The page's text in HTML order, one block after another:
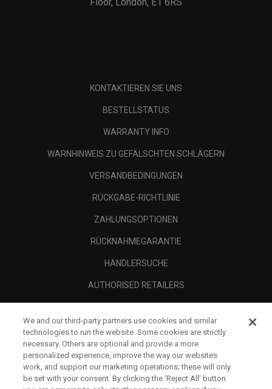
Floor, London, E1 6RS
KONTAKTIEREN SIE UNS
BESTELLSTATUS
WARRANTY INFO
WARNHINWEIS ZU GEFÄLSCHTEN SCHLÄGERN
VERSANDBEDINGUNGEN
RÜCKGABE-RICHTLINIE
ZAHLUNGSOPTIONEN
RÜCKNAHMEGARANTIE
HÄNDLERSUCHE
AUTHORISED RETAILERS
UNTERNEHMENSPROFIL
RECHTLICHES-
We and our third-party partners use cookies and similar
technologies to run the website. Some cookies are strictly
necessary. Others are optional and provide a more
personalized experience, improve the way our websites
work, and support our marketing operations; these will only
be set with your consent. By clicking the ‘Reject All' button